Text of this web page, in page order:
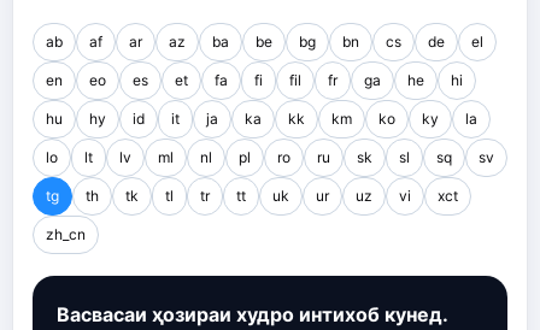
ab af ar az ba be bg bn cs de el
en eo es et fa fi fil fr ga he hi
hu hy id it ja ka kk km ko ky la
lo lt lv ml nl pl ro ru sk sl sq sv
tg th tk tl tr tt uk ur uz vi xct
zh_cn
Васвасаи ҳозираи худро интихоб кунед.